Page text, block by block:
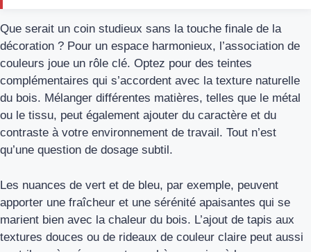
Que serait un coin studieux sans la touche finale de la
décoration ? Pour un espace harmonieux, l’association de
couleurs joue un rôle clé. Optez pour des teintes
complémentaires qui s’accordent avec la texture naturelle
du bois. Mélanger différentes matières, telles que le métal
ou le tissu, peut également ajouter du caractère et du
contraste à votre environnement de travail. Tout n’est
qu’une question de dosage subtil.
Les nuances de vert et de bleu, par exemple, peuvent
apporter une fraîcheur et une sérénité apaisantes qui se
marient bien avec la chaleur du bois. L’ajout de tapis aux
textures douces ou de rideaux de couleur claire peut aussi